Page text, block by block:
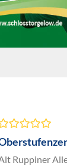
Ruppiner